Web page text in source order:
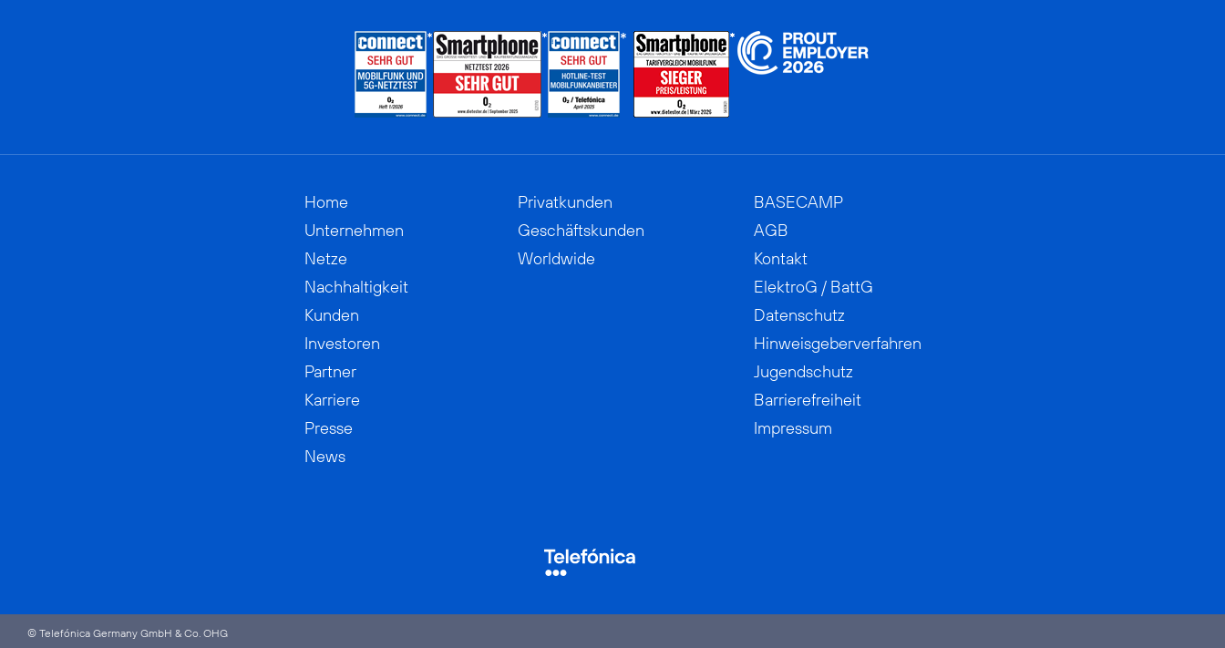
Home
Unternehmen
Netze
Nachhaltigkeit
Kunden
Investoren
Partner
Karriere
Presse
News
Privatkunden
Geschäftskunden
Worldwide
BASECAMP
AGB
Kontakt
ElektroG / BattG
Datenschutz
Hinweisgeberverfahren
Jugendschutz
Barrierefreiheit
Impressum
© Telefónica Germany GmbH & Co. OHG